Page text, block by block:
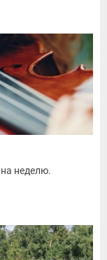
неделю.